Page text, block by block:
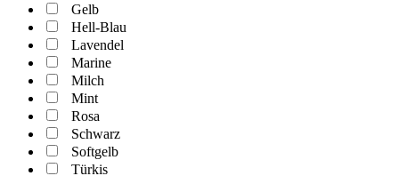
Gelb
Hell-Blau
Lavendel
Marine
Milch
Mint
Rosa
Schwarz
Softgelb
Türkis